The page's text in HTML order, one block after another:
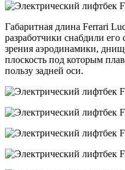
Габаритная длина Ferrari
разработчики снабдили
зрения аэродинамики,
плоскость под которым
пользу задней оси.